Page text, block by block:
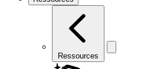
Ressources